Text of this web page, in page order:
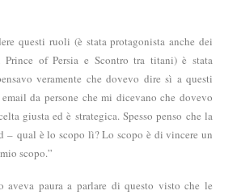
questi ruoli (è stata protagonista anche dei
Prince of Persia e Scontro tra titani) è stata
veramente che dovevo dire sì a questi
da persone che mi dicevano che dovevo
giusta ed è strategica. Spesso penso che la
– qual è lo scopo lì? Lo scopo è di vincere un
scopo.”
aveva paura a parlare di questo visto che le